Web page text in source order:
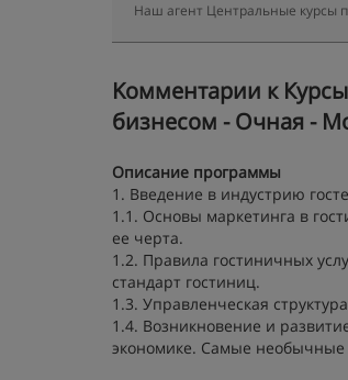
Наш агент Центральные курсы
Kомментарии к
бизнесом - Очная -
Описание программы
1. Введение в индустрию
1.1. Основы маркетинга в
ее черта.
1.2. Правила гостиничных
стандарт гостиниц.
1.3. Управленческая
1.4. Возникновение и
экономике. Самые